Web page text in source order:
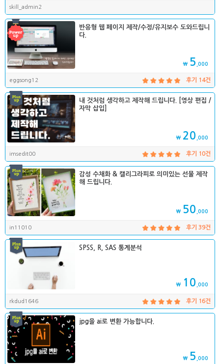
skill_admin2
반응형 웹 페이지 제작/수정/유지보수 도와드립니
다.
₩ 5 ,000
eggsong12 후기 14건
내 것처럼 생각하고 제작해 드립니다. [영상 편집 /
자막 삽입]
₩ 20 ,000
imsedit00 후기 10건
감성 수채화 & 캘리그라피로 의미있는 선물 제작
해 드립니다.
₩ 50 ,000
in11010 후기 39건
SPSS, R, SAS 통계분석
₩ 10 ,000
rkdud1646 후기 16건
jpg을 ai로 변환 가능합니다.
₩ 5 ,000